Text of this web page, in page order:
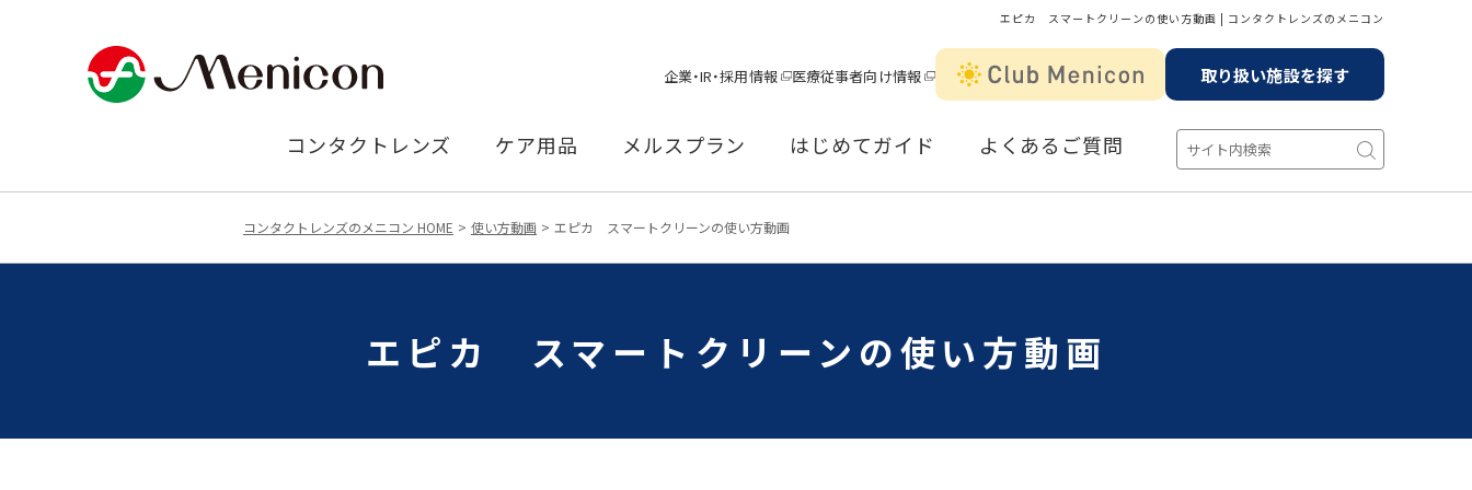
エピカ スマートクリーンの使い方動画 | コンタクトレンズのメニコン
企業・IR・採用情報 医療従事者向け情報 取り扱い施設を探す
コンタクトレンズ ケア用品 メルスプラン はじめてガイド よくあるご質問
コンタクトレンズのメニコン HOME 使い方動画 エピカ スマートクリーンの使い方動画
エピカ スマートクリーンの使い方動画